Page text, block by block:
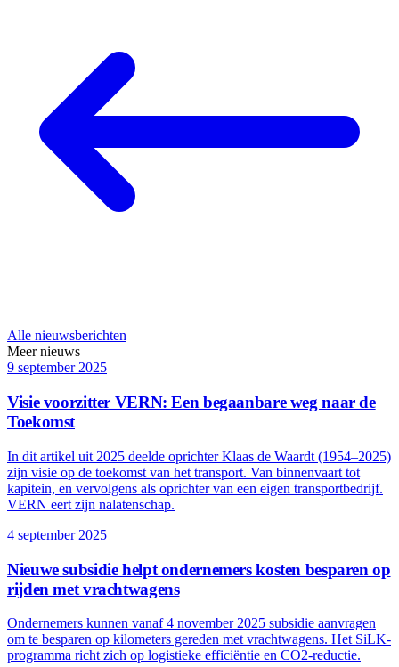
Alle nieuwsberichten
Meer nieuws
9 september 2025
Visie voorzitter VERN: Een begaanbare weg naar de
Toekomst
In dit artikel uit 2025 deelde oprichter Klaas de Waardt (1954–2025)
zijn visie op de toekomst van het transport. Van binnenvaart tot
kapitein, en vervolgens als oprichter van een eigen transportbedrijf.
VERN eert zijn nalatenschap.
4 september 2025
Nieuwe subsidie helpt ondernemers kosten besparen op
rijden met vrachtwagens
Ondernemers kunnen vanaf 4 november 2025 subsidie aanvragen
om te besparen op kilometers gereden met vrachtwagens. Het SiLK-
programma richt zich op logistieke efficiëntie en CO2-reductie.